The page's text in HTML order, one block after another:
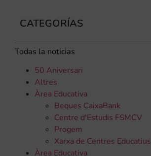
CATEGORÍAS
Todas la noticias
50 Aniversari
Altres
Àrea Educativa
Beques CaixaBank
Centre d'Estudis FSMCV
Progem
Xarxa de Centres Educatius
Àrea Educativa